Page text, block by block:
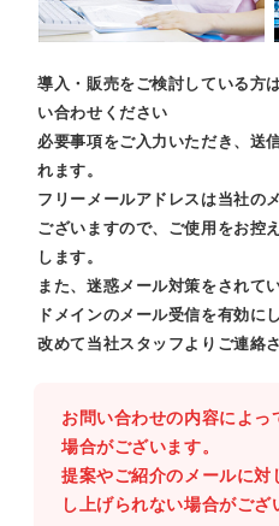
導入・販売をご検討している方
い合わせください
必要事項をご入力いただき、送
れます。
フリーメールアドレスは当社の
ございますので、ご使用をお控
します。
また、迷惑メール対策をされて
ドメインのメール受信を有効に
改めて当社スタッフよりご連絡
お問い合わせの内容によっ
場合がございます。
提案やご紹介のメールに対
し上げられない場合がござ